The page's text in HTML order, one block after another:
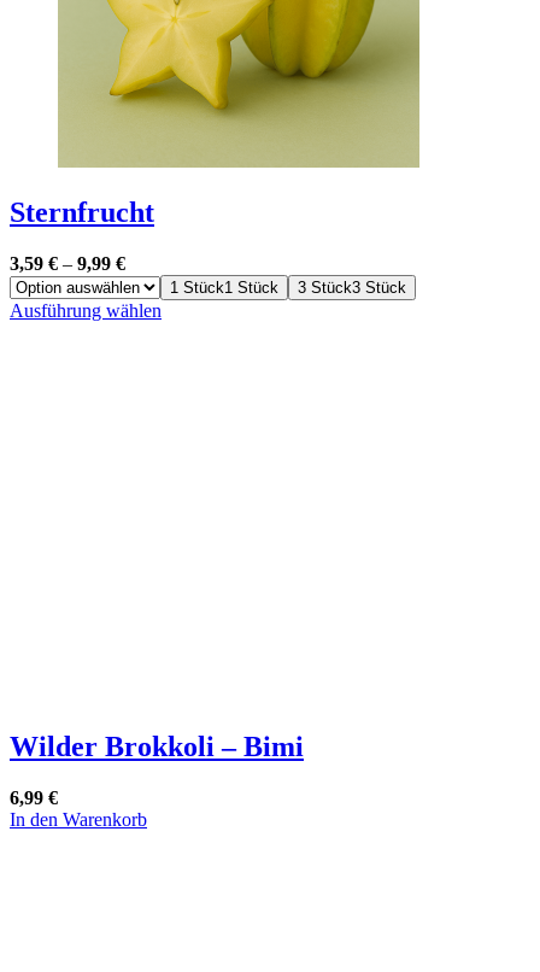
Sternfrucht
3,59 € – 9,99 €
1 Stück1 Stück 3 Stück3 Stück
Ausführung wählen
Wilder Brokkoli – Bimi
6,99 €
In den Warenkorb